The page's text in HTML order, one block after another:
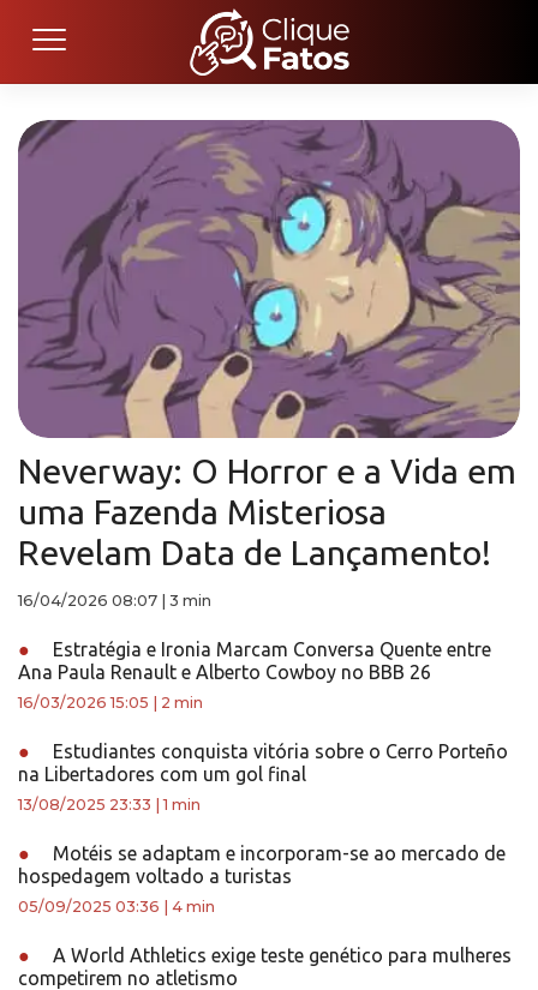
Neverway: O Horror e a Vida em
uma Fazenda Misteriosa
Revelam Data de Lançamento!
16/04/2026 08:07 3 min
●
Estratégia e Ironia Marcam Conversa Quente entre
Ana Paula Renault e Alberto Cowboy no BBB 26
16/03/2026 15:05 2 min
●
Estudiantes conquista vitória sobre o Cerro Porteño
na Libertadores com um gol final
13/08/2025 23:33 |1 min
●
Motéis se adaptam e incorporam-se ao mercado de
hospedagem voltado a turistas
05/09/2025 03:36 4 min
●
A World Athletics exige teste genético para mulheres
competirem no atletismo